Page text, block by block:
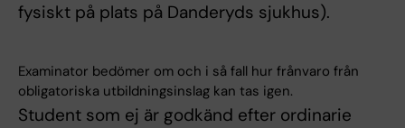
fysiskt på plats på Danderyds sjukhus).
Examinator bedömer om och i så fall hur frånvaro från
obligatoriska utbildningsinslag kan tas igen.
Student som ej är godkänd efter ordinarie